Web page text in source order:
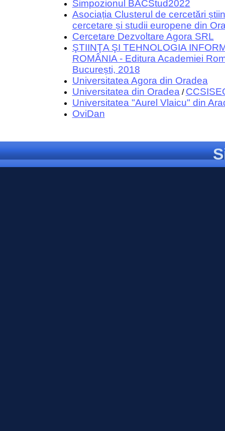
Simpozionul BACStud2022
Asociația Clusterul de cercetări
cercetare și studii europene din
Cercetare Dezvoltare Agora SRL
ŞTIINŢA ŞI TEHNOLOGIA
ROMÂNIA - Editura Academiei
București, 2018
Universitatea Agora din Oradea
Universitatea din Oradea /
Universitatea "Aurel Vlaicu" din
OviDan